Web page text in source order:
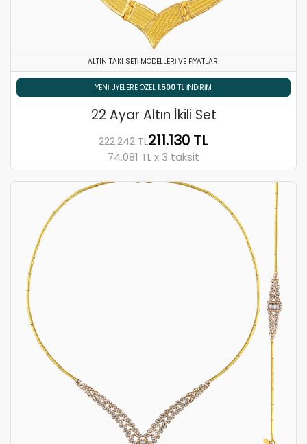
ALTIN TAKI SETI MODELLERI VE FIYATLARI
% 5 HAVALE / EFT İNDIRIMI
22 Ayar Altın İkili Set
222.242 TL211.130 TL
74.081 TL x 3 taksit